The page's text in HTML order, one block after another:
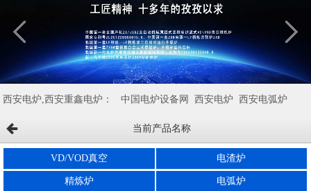
西安电炉,西安重鑫电炉： 中国电炉设备网 西安电炉 西安电弧炉
西安矿热炉 西安电炉设备
西安电渣炉 西安刚玉炉
当前产品名称
VD/VOD真空 电渣炉
精炼炉 电弧炉